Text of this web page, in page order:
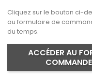
Cliquez sur le bouton ci-
au formulaire de
du temps.
ACCÉDER AU